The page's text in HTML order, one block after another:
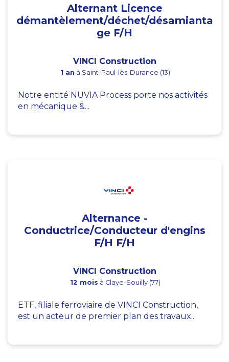
Alternant Licence
démantèlement/déchet/désamianta
ge F/H
VINCI Construction
1 an à Saint-Paul-lès-Durance (13)
Notre entité NUVIA Process porte nos activités
en mécanique &...
Alternance -
Conductrice/Conducteur d'engins
F/H F/H
VINCI Construction
12 mois à Claye-Souilly (77)
ETF, filiale ferroviaire de VINCI Construction,
est un acteur de premier plan des travaux...